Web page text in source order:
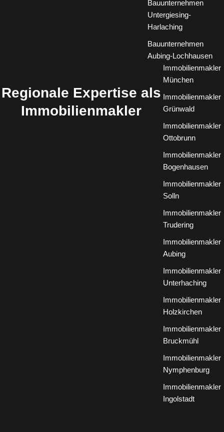
Bauunternehmen
Untergiesing-
Harlaching
Bauunternehmen
Aubing-Lochhausen
Regionale Expertise als
Immobilienmakler
Immobilienmakler
München
Immobilienmakler
Grünwald
Immobilienmakler
Ottobrunn
Immobilienmakler
Bogenhausen
Immobilienmakler
Solln
Immobilienmakler
Trudering
Immobilienmakler
Aubing
Immobilienmakler
Unterhaching
Immobilienmakler
Holzkirchen
Immobilienmakler
Bruckmühl
Immobilienmakler
Nymphenburg
Immobilienmakler
Ingolstadt